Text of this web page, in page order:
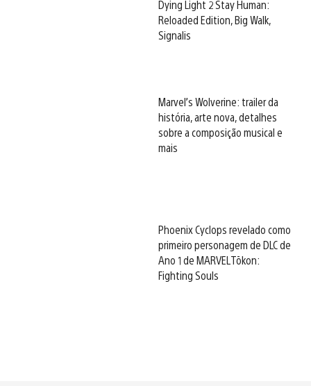
Dying Light 2 Stay Human:
Reloaded Edition, Big Walk,
Signalis
Marvel’s Wolverine: trailer da
história, arte nova, detalhes
sobre a composição musical e
mais
Phoenix Cyclops revelado como
primeiro personagem de DLC de
Ano 1 de MARVEL Tōkon:
Fighting Souls